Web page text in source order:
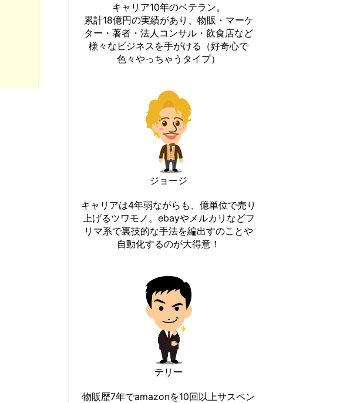
キャリア10年のベテラン。
累計18億円の実績があり、物販・マーケ
ター・著者・法人コンサル・飲食店など
様々なビジネスを手がける（好奇心で
色々やっちゃうタイプ）
ジョージ
キャリアは4年弱ながらも、億単位で売り
上げるツワモノ。ebayやメルカリなどフ
リマ系で裏技的な手法を編出すのことや
自動化するのが大得意！
テリー
物販歴7年でamazonを10回以上サスペン